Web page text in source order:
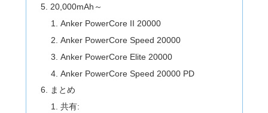
20,000mAh～
Anker PowerCore II 20000
Anker PowerCore Speed 20000
Anker PowerCore Elite 20000
Anker PowerCore Speed 20000 PD
まとめ
共有: